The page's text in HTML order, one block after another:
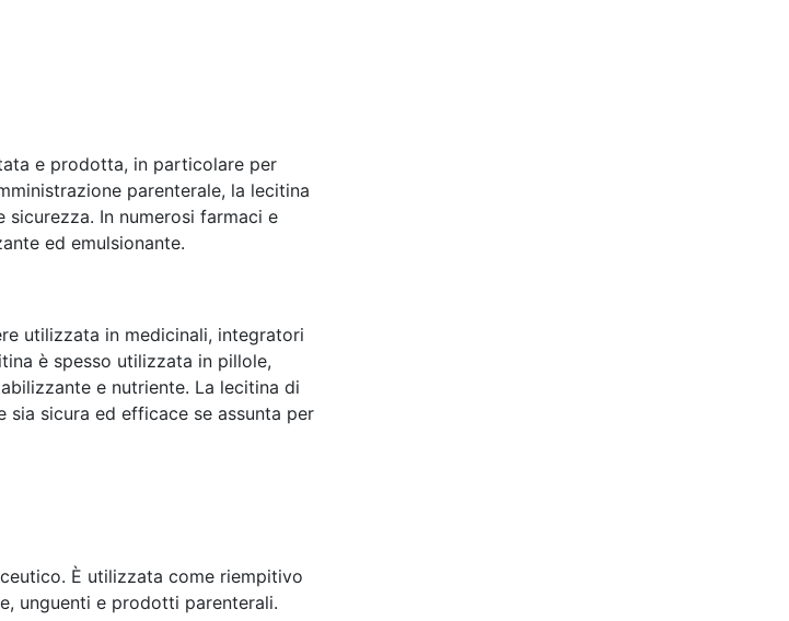
e prodotta, in particolare per
parenterale, la lecitina
In numerosi farmaci e
ed emulsionante.
utilizzata in medicinali, integratori
è spesso utilizzata in pillole,
e nutriente. La lecitina di
sicura ed efficace se assunta per
È utilizzata come riempitivo
unguenti e prodotti parenterali.